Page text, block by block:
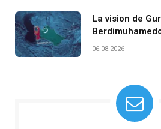
La vision de
06.08.2026